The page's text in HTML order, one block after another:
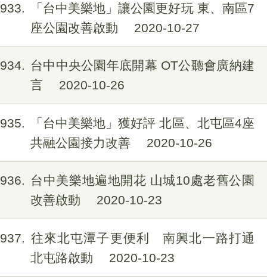
「台中美樂地」讓公園更好玩 東、南區7
座公園改善啟動
2020-10-27
台中中央公園年底開幕 OT公聽會廣納建
言
2020-10-26
「台中美樂地」獲好評 北區、北屯區4座
共融公園接力改善
2020-10-26
台中美樂地遍地開花 山城10處老舊公園
改善啟動
2020-10-23
往來北屯潭子更便利 南興北一路打通
北屯路啟動
2020-10-23